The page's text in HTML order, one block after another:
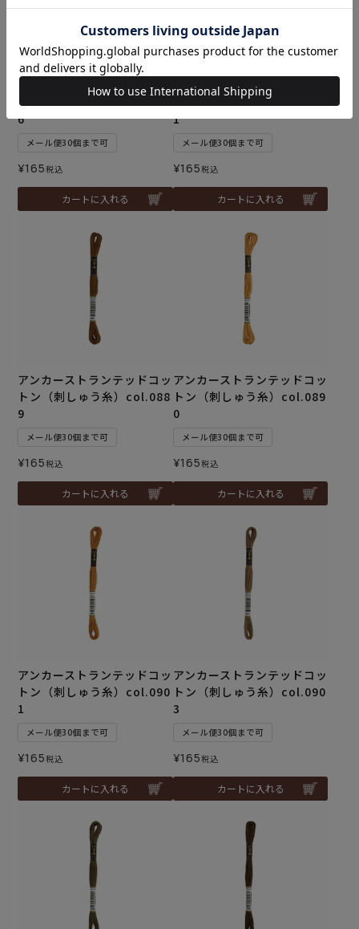
アンカーストランテッドコッ
トン（刺しゅう糸）col.084
6
メール便30個まで可
¥165税込
カートに入れる
アンカーストランテッドコッ
トン（刺しゅう糸）col.088
1
メール便30個まで可
¥165税込
カートに入れる
アンカーストランテッドコッ
トン（刺しゅう糸）col.088
9
メール便30個まで可
¥165税込
カートに入れる
アンカーストランテッドコッ
トン（刺しゅう糸）col.089
0
メール便30個まで可
¥165税込
カートに入れる
アンカーストランテッドコッ
トン（刺しゅう糸）col.090
1
メール便30個まで可
¥165税込
カートに入れる
アンカーストランテッドコッ
トン（刺しゅう糸）col.090
3
メール便30個まで可
¥165税込
カートに入れる